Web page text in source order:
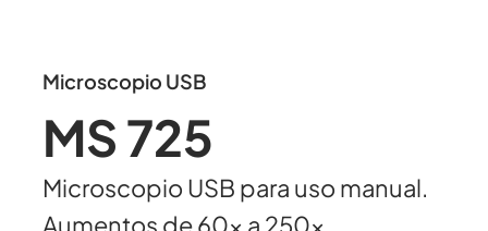
Microscopio USB
MS 725
Microscopio USB para uso manual.